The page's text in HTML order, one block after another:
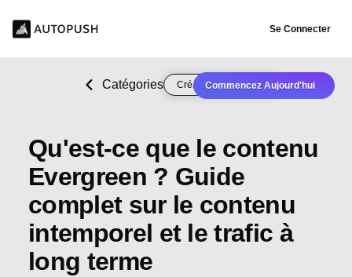
Se Connecter
Commencez Aujourd'hui
Catégories Création de contenu
Qu'est-ce que le contenu
Evergreen ? Guide
complet sur le contenu
intemporel et le trafic à
long terme